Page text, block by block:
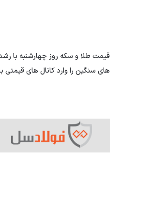
قیمت طلا و سکه روز چهارشنبه با
های سنگین را وارد کانال های قیمتی